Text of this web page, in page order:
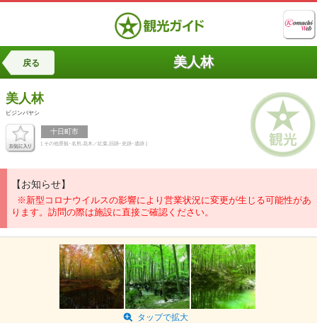
戻る 美人林
美人林
ビジンバヤシ
十日町市
[ その他景観･名所,花木／紅葉,旧跡･史跡･遺跡 ]
【お知らせ】
※新型コロナウイルスの影響により営業状況に変更が生じる可能性があ
ります。訪問の際は施設に直接ご確認ください。
タップで拡大